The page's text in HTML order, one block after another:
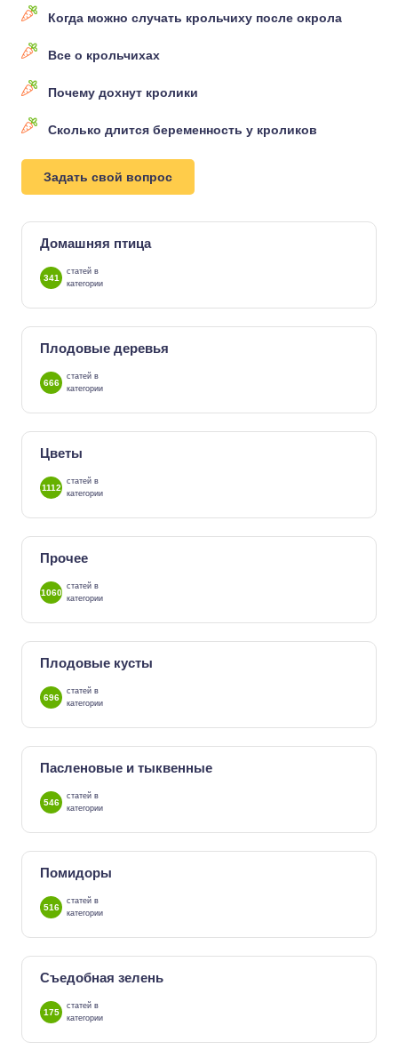
Когда можно случать крольчиху после окрола
Все о крольчихах
Почему дохнут кролики
Сколько длится беременность у кроликов
Задать свой вопрос
Домашняя птица
341
статей в
категории
Плодовые деревья
666
статей в
категории
Цветы
1112
статей в
категории
Прочее
1060
статей в
категории
Плодовые кусты
696
статей в
категории
Пасленовые и тыквенные
546
статей в
категории
Помидоры
516
статей в
категории
Съедобная зелень
175
статей в
категории